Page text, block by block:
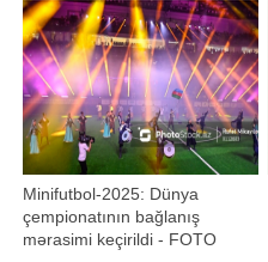
Arenasında baş tutan görüş Asiya
təmsilçisinin qələbəsi ilə başa çatıb
- 3:0. Qeyd edək ki, bu gün dah
Minifutbol-2025: Dünya
çempionatının bağlanış
mərasimi keçirildi - FOTO